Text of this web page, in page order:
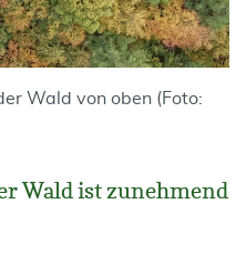
Wald von oben (Foto:
Wald ist zunehmend